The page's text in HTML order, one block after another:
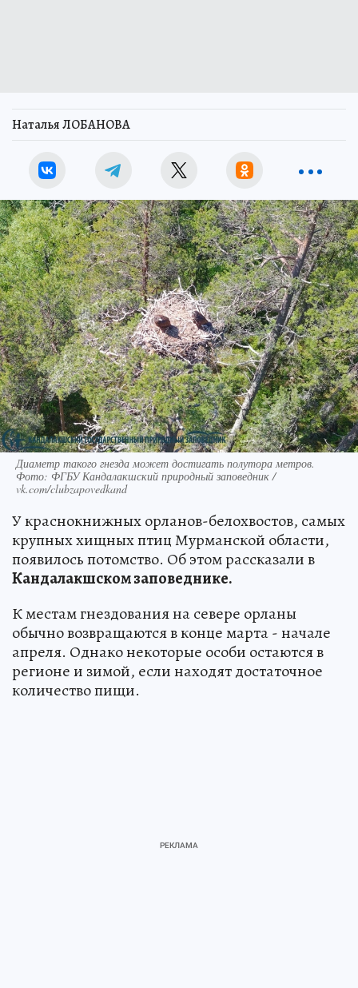
Наталья ЛОБАНОВА
Диаметр такого гнезда может достигать полутора метров.
Фото: ФГБУ Кандалакшский природный заповедник /
vk.com/clubzapovedkand
У краснокнижных орланов-белохвостов, самых
крупных хищных птиц Мурманской области,
появилось потомство. Об этом рассказали в
Кандалакшском заповеднике.
К местам гнездования на севере орланы
обычно возвращаются в конце марта - начале
апреля. Однако некоторые особи остаются в
регионе и зимой, если находят достаточное
количество пищи.